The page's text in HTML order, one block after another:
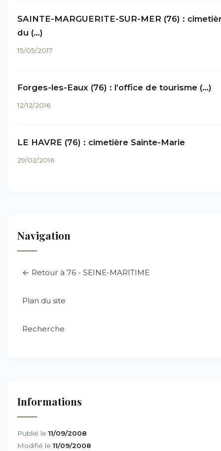
SAINTE-MARGUERITE-SUR-MER (76) :
du (…)
15/05/2017
Forges-les-Eaux (76) : l’office de tourisme (…)
12/12/2016
LE HAVRE (76) : cimetière Sainte-Marie
29/02/2016
Navigation
← Retour à 76 - SEINE-MARITIME
Plan du site
Recherche
Informations
Publié le 11/09/2008
Modifié le 11/09/2008